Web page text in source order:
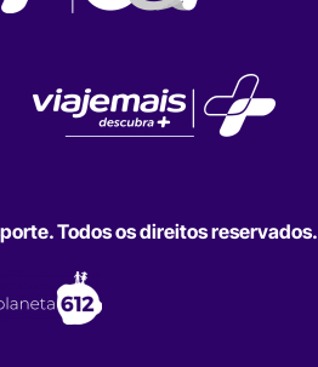
Todos os direitos reservados.